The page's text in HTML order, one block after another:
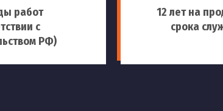
работ
с
РФ)
12 лет на
срока